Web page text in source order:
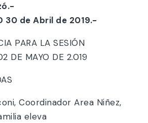
30 de Abril de 2019.-
PARA LA SESIÓN
DE MAYO DE 2.019
Coordinador Area Niñez,
eleva